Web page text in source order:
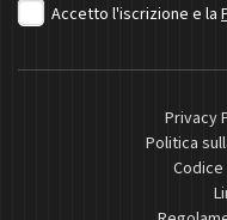
Accetto l'iscrizione e la
Privacy
Politica